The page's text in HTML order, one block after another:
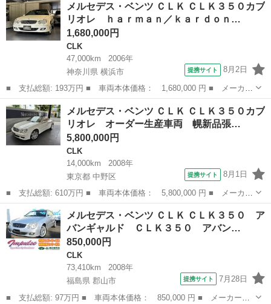
メルセデス・ベンツ ＣＬＫ ＣＬＫ３５０カブ
リオレ ｈａｒｍａｎ／ｋａｒｄｏｎ…
1,680,000円
CLK
47,000km
2006年
神奈川県 横浜市
提携サイト 8月2日
■ 支払総額: 193万円 ■ 車両本体価格： 1,680,000 円 ■ メーカー
名： メルセデス・ベンツ ■ 車種名： ＣＬＫ ■ グレード名：
ＣＬＫ３５０カブリオレ ｈａｒｍａｎ／ｋａｒｄｏｎ １オーナー
車 ユーザ...
神奈川 横浜市
メルセデス・ベンツ ＣＬＫ ＣＬＫ３５０カブ
リオレ オーダー生産車両 幌新品張…
5,800,000円
CLK
14,000km
2008年
東京都 中野区
提携サイト 8月1日
■ 支払総額: 610万円 ■ 車両本体価格： 5,800,000 円 ■ メーカー
名： メルセデス・ベンツ ■ 車種名： ＣＬＫ ■ グレード名：
ＣＬＫ３５０カブリオレ オーダー生産車両 幌新品張り替 白革
■ 排気量...
中野区
メルセデス・ベンツ ＣＬＫ ＣＬＫ３５０ ア
バンギャルド ＣＬＫ３５０ アバン…
850,000円
CLK
73,410km
2008年
福島県 郡山市
提携サイト 7月28日
■ 支払総額: 97万円 ■ 車両本体価格： 850,000 円 ■ メーカー